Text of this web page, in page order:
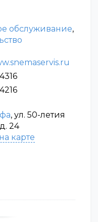
обслуживание,
, ул. 50-летия
24
карте